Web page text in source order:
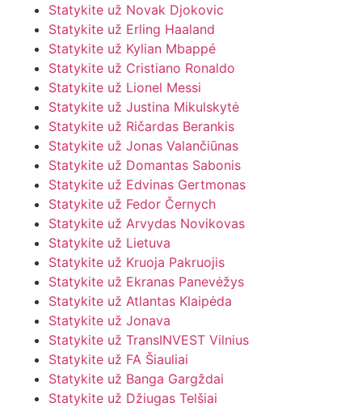
Statykite už Novak Djokovic
Statykite už Erling Haaland
Statykite už Kylian Mbappé
Statykite už Cristiano Ronaldo
Statykite už Lionel Messi
Statykite už Justina Mikulskytė
Statykite už Ričardas Berankis
Statykite už Jonas Valančiūnas
Statykite už Domantas Sabonis
Statykite už Edvinas Gertmonas
Statykite už Fedor Černych
Statykite už Arvydas Novikovas
Statykite už Lietuva
Statykite už Kruoja Pakruojis
Statykite už Ekranas Panevėžys
Statykite už Atlantas Klaipėda
Statykite už Jonava
Statykite už TransINVEST Vilnius
Statykite už FA Šiauliai
Statykite už Banga Gargždai
Statykite už Džiugas Telšiai